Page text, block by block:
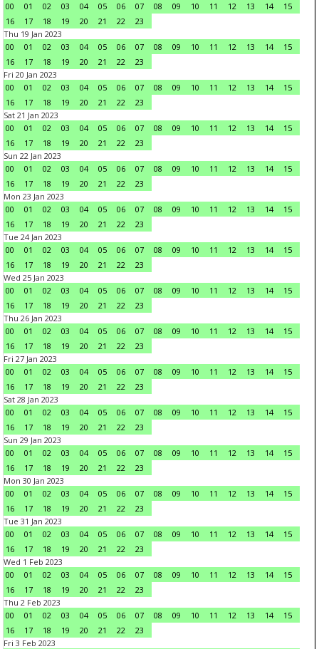
00
01 02 03 04 05 06 07 08 09 10 11 12 13 14
15
16
17 18 19 20 21 22
23
Thu 19 Jan 2023
00
01 02 03 04 05 06 07 08 09 10 11 12 13 14
15
16
17 18 19 20 21 22
23
Fri 20 Jan 2023
00
01 02 03 04 05 06 07 08 09 10 11 12 13 14
15
16
17 18 19 20 21 22
23
Sat 21 Jan 2023
00
01 02 03 04 05 06 07 08 09 10 11 12 13 14
15
16
17 18 19 20 21 22
23
Sun 22 Jan 2023
00
01 02 03 04 05 06 07 08 09 10 11 12 13 14
15
16
17 18 19 20 21 22
23
Mon 23 Jan 2023
00
01 02 03 04 05 06 07 08 09 10 11 12 13 14
15
16
17 18 19 20 21 22
23
Tue 24 Jan 2023
00
01 02 03 04 05 06 07 08 09 10 11 12 13 14
15
16
17 18 19 20 21 22
23
Wed 25 Jan 2023
00
01 02 03 04 05 06 07 08 09 10 11 12 13 14
15
16
17 18 19 20 21 22
23
Thu 26 Jan 2023
00
01 02 03 04 05 06 07 08 09 10 11 12 13 14
15
16
17 18 19 20 21 22
23
Fri 27 Jan 2023
00
01 02 03 04 05 06 07 08 09 10 11 12 13 14
15
16
17 18 19 20 21 22
23
Sat 28 Jan 2023
00
01 02 03 04 05 06 07 08 09 10 11 12 13 14
15
16
17 18 19 20 21 22
23
Sun 29 Jan 2023
00
01 02 03 04 05 06 07 08 09 10 11 12 13 14
15
16
17 18 19 20 21 22
23
Mon 30 Jan 2023
00
01 02 03 04 05 06 07 08 09 10 11 12 13 14
15
16
17 18 19 20 21 22
23
Tue 31 Jan 2023
00
01 02 03 04 05 06 07 08 09 10 11 12 13 14
15
16
17 18 19 20 21 22
23
Wed 1 Feb 2023
00
01 02 03 04 05 06 07 08 09 10 11 12 13 14
15
16
17 18 19 20 21 22
23
Thu 2 Feb 2023
00
01 02 03 04 05 06 07 08 09 10 11 12 13 14
15
16
17 18 19 20 21 22
23
Fri 3 Feb 2023